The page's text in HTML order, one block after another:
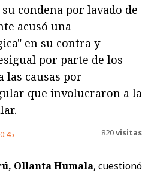
condena por lavado de
acusó una
en su contra y
por parte de los
las causas por
que involucraron a la
820visitas
Ollanta Humala, cuestionó